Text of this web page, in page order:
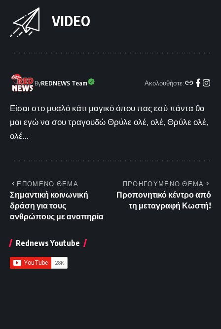
VIDEO
ByREDNEWS Team Ακολουθήστε:
Είσαι στο μυαλό κάτι μαγικό όπου πας εσύ πάντα θα
μαι εγώ να σου τραγουδώ Θρύλε ολέ, ολέ, Θρύλε ολέ,
ολέ...
ΕΠΟΜΕΝΟ ΘΕΜΑ
Σημαντική κοινωνική
δράση για τους
ανθρώπους με αναπηρία
ΠΡΟΗΓΟΥΜΕΝΟ ΘΕΜΑ
Προπονητικό κέντρο από
τη μεταγραφή Κωστή!
Rednews Youtube